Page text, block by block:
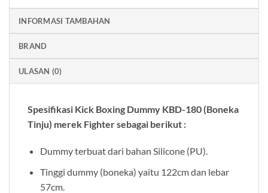
INFORMASI TAMBAHAN
BRAND
ULASAN (0)
Spesifikasi Kick Boxing Dummy KBD-180 (Boneka
Tinju) merek Fighter sebagai berikut :
Dummy terbuat dari bahan Silicone (PU).
Tinggi dummy (boneka) yaitu 122cm dan lebar
57cm.